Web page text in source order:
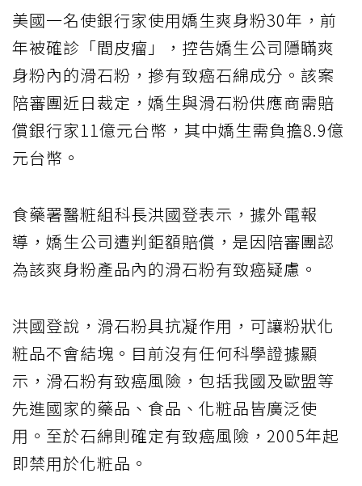
美國一名使銀行家使用嬌生爽身粉30年，前
年被確診「間皮瘤」，控告嬌生公司隱瞞爽
身粉內的滑石粉，摻有致癌石綿成分。該案
陪審團近日裁定，嬌生與滑石粉供應商需賠
償銀行家11億元台幣，其中嬌生需負擔8.9億
元台幣。
食藥署醫粧組科長洪國登表示，據外電報
導，嬌生公司遭判鉅額賠償，是因陪審團認
為該爽身粉產品內的滑石粉有致癌疑慮。
洪國登說，滑石粉具抗凝作用，可讓粉狀化
粧品不會結塊。目前沒有任何科學證據顯
示，滑石粉有致癌風險，包括我國及歐盟等
先進國家的藥品、食品、化粧品皆廣泛使
用。至於石綿則確定有致癌風險，2005年起
即禁用於化粧品。